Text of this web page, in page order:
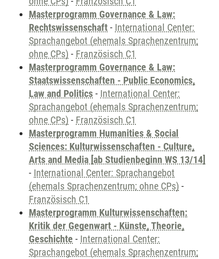
Masterprogramm Governance & Law:
Rechtswissenschaft - International Center:
Sprachangebot (ehemals Sprachenzentrum;
ohne CPs) - Französisch C1
Masterprogramm Governance & Law:
Staatswissenschaften - Public Economics,
Law and Politics - International Center:
Sprachangebot (ehemals Sprachenzentrum;
ohne CPs) - Französisch C1
Masterprogramm Humanities & Social
Sciences: Kulturwissenschaften - Culture,
Arts and Media [ab Studienbeginn WS 13/14]
- International Center: Sprachangebot
(ehemals Sprachenzentrum; ohne CPs) -
Französisch C1
Masterprogramm Kulturwissenschaften:
Kritik der Gegenwart - Künste, Theorie,
Geschichte - International Center:
Sprachangebot (ehemals Sprachenzentrum;